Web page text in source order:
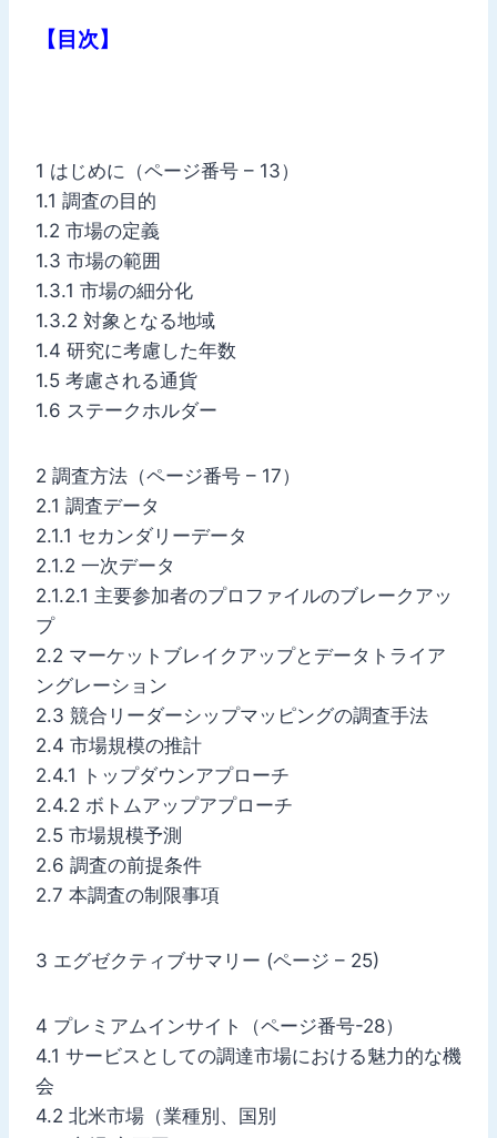
【目次】
1 はじめに（ページ番号 – 13）
1.1 調査の目的
1.2 市場の定義
1.3 市場の範囲
1.3.1 市場の細分化
1.3.2 対象となる地域
1.4 研究に考慮した年数
1.5 考慮される通貨
1.6 ステークホルダー
2 調査方法（ページ番号 – 17）
2.1 調査データ
2.1.1 セカンダリーデータ
2.1.2 一次データ
2.1.2.1 主要参加者のプロファイルのブレークアッ
プ
2.2 マーケットブレイクアップとデータトライア
ングレーション
2.3 競合リーダーシップマッピングの調査手法
2.4 市場規模の推計
2.4.1 トップダウンアプローチ
2.4.2 ボトムアップアプローチ
2.5 市場規模予測
2.6 調査の前提条件
2.7 本調査の制限事項
3 エグゼクティブサマリー (ページ – 25)
4 プレミアムインサイト（ページ番号-28）
4.1 サービスとしての調達市場における魅力的な機
会
4.2 北米市場（業種別、国別